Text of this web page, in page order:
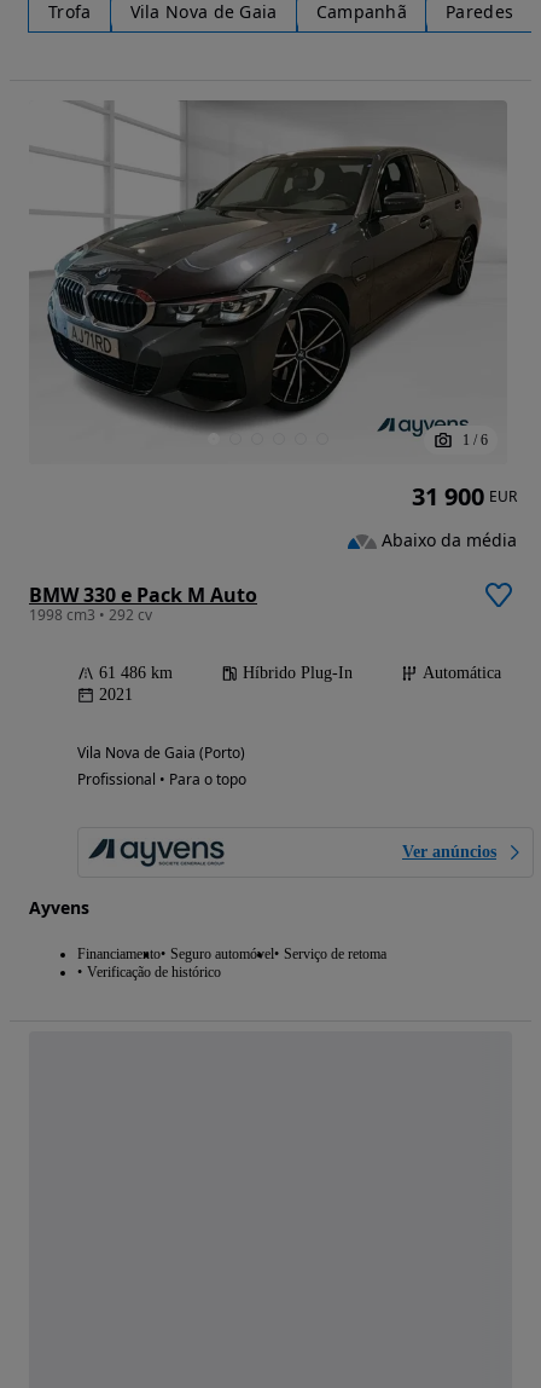
Trofa Vila Nova de Gaia Campanhã Paredes
1 / 6
BMW 330 e Pack M Auto
1998 cm3 • 292 cv
61 486 km Híbrido Plug-In
Automática
2021
Vila Nova de Gaia (Porto)
Profissional • Para o topo
Ver anúncios
Ayvens
Financiamento Seguro automóvel Serviço de retoma
Verificação de histórico
31 900 EUR
Abaixo da média